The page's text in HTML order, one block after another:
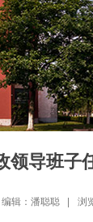
领导班子
编辑：潘聪聪 | 浏